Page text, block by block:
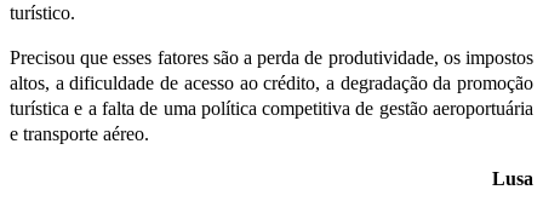
turístico.
Precisou que esses fatores são a perda de produtividade, os impostos
altos, a dificuldade de acesso ao crédito, a degradação da promoção
turística e a falta de uma política competitiva de gestão aeroportuária
e transporte aéreo.
Lusa